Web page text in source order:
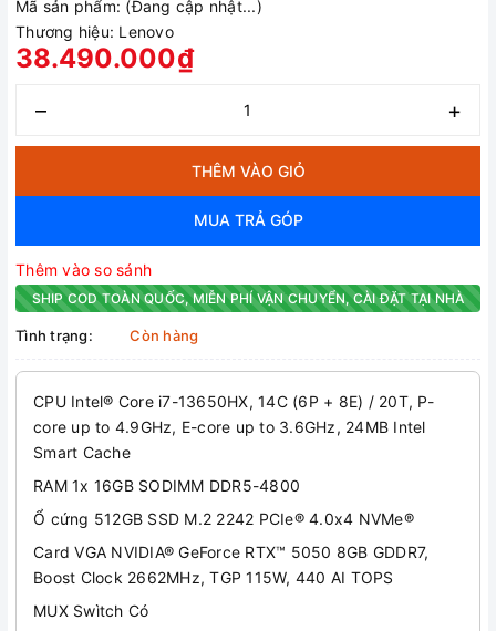
Mã sản phẩm: (Đang cập nhật...)
Thương hiệu: Lenovo
38.490.000₫
– +
THÊM VÀO GIỎ
MUA TRẢ GÓP
Thêm vào so sánh
SHIP COD TOÀN QUỐC, MIỄN PHÍ VẬN CHUYỂN, CÀI ĐẶT TẠI NHÀ
Tình trạng: Còn hàng
CPU Intel® Core i7-13650HX, 14C (6P + 8E) / 20T, P-
core up to 4.9GHz, E-core up to 3.6GHz, 24MB Intel
Smart Cache
RAM 1x 16GB SODIMM DDR5-4800
Ổ cứng 512GB SSD M.2 2242 PCIe® 4.0x4 NVMe®
Card VGA NVIDIA® GeForce RTX™ 5050 8GB GDDR7,
Boost Clock 2662MHz, TGP 115W, 440 AI TOPS
MUX Swìtch Có